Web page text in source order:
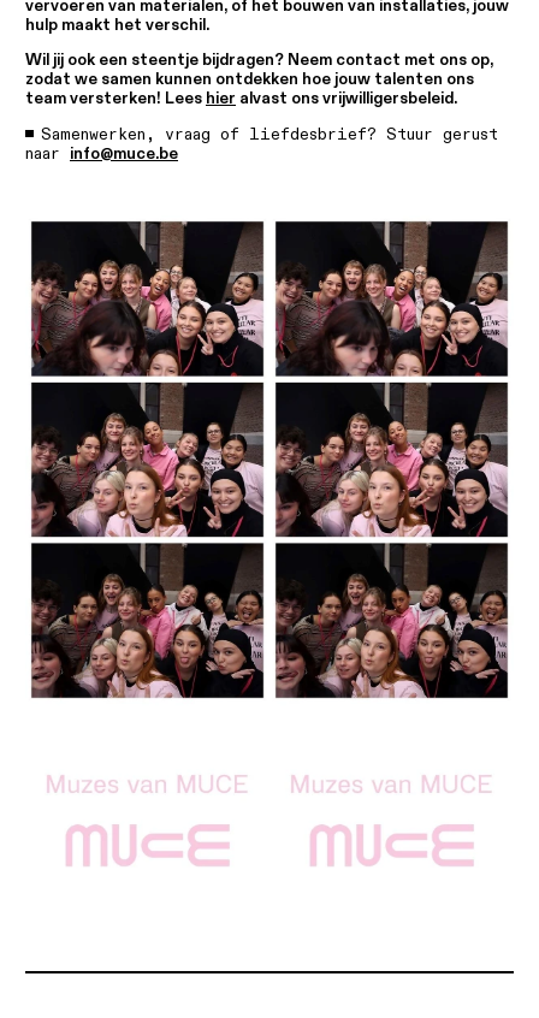
vervoeren van materialen, of het bouwen van installaties, jouw
hulp maakt het verschil.
Wil jij ook een steentje bijdragen? Neem contact met ons op,
zodat we samen kunnen ontdekken hoe jouw talenten ons
team versterken! Lees hier alvast ons vrijwilligersbeleid.
Samenwerken, vraag of liefdesbrief? Stuur gerust
naar info@muce.be